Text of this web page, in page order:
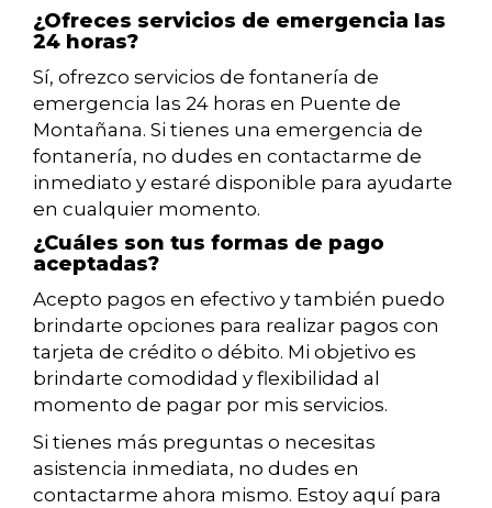
¿Ofreces servicios de emergencia las
24 horas?
Sí, ofrezco servicios de fontanería de
emergencia las 24 horas en Puente de
Montañana. Si tienes una emergencia de
fontanería, no dudes en contactarme de
inmediato y estaré disponible para ayudarte
en cualquier momento.
¿Cuáles son tus formas de pago
aceptadas?
Acepto pagos en efectivo y también puedo
brindarte opciones para realizar pagos con
tarjeta de crédito o débito. Mi objetivo es
brindarte comodidad y flexibilidad al
momento de pagar por mis servicios.
Si tienes más preguntas o necesitas
asistencia inmediata, no dudes en
contactarme ahora mismo. Estoy aquí para